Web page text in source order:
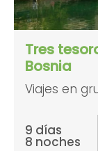
Tres
Bosnia
Viajes en
9 días
8 noches